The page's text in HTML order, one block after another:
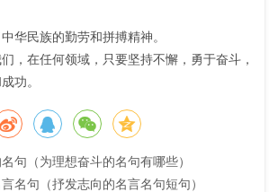
华民族的勤劳和拼搏精神。
，在任何领域，只要坚持不懈，勇于奋斗，
功。
句（为理想奋斗的名句有哪些）
名句（抒发志向的名言名句短句）